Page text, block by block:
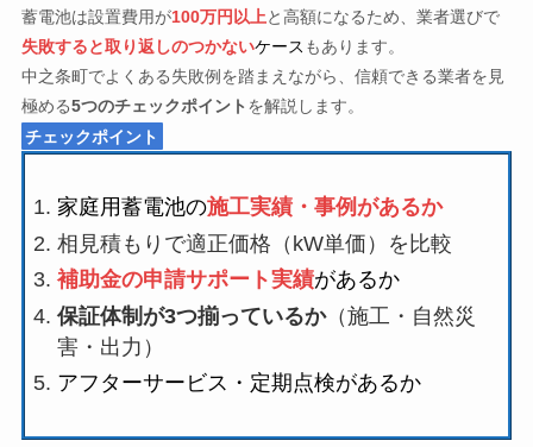
蓄電池は設置費用が100万円以上と高額になるため、業者選びで
失敗すると取り返しのつかないケース もあります。
中之条町でよくある失敗例を踏まえながら、信頼できる業者を見
極める5つのチェックポイント を解説します。
チェックポイント
家庭用蓄電池の施工実績・事例があるか
相見積もりで適正価格（kW単価）を比較
補助金の申請サポート実績があるか
保証体制が3つ揃っているか（施工・自然災
害・出力）
アフターサービス・定期点検があるか